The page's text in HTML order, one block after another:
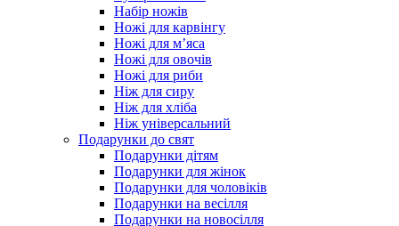
Набір ножів
Ножі для карвінгу
Ножі для м’яса
Ножі для овочів
Ножі для риби
Ніж для сиру
Ніж для хліба
Ніж універсальний
Подарунки до свят
Подарунки дітям
Подарунки для жінок
Подарунки для чоловіків
Подарунки на весілля
Подарунки на новосілля